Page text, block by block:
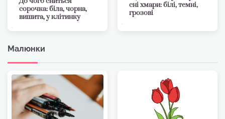
сорочка: біла, чорна,
вишита, у клітинку
сні хмари: білі, темні,
грозові
Малюнки